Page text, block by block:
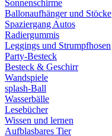
Sonnenschirme
Ballonaufhänger und Stöcke
Spaziergang Autos
Radiergummis
Leggings und Strumpfhosen
Party-Besteck
Besteck & Geschirr
Wandspiele
splash-Ball
Wasserbälle
Lesebücher
Wissen und lernen
Aufblasbares Tier